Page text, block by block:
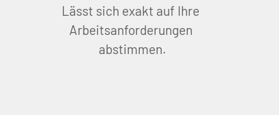
Lässt sich exakt auf Ihre
Arbeitsanforderungen
abstimmen.